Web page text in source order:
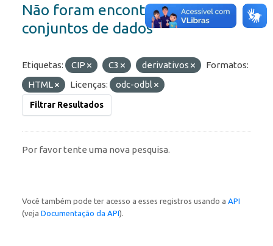
Não foram encontrados
conjuntos de dados
Etiquetas: CIP C3 derivativos
Formatos:
HTML
Licenças: odc-odbl
Filtrar Resultados
Por favor tente uma nova pesquisa.
Você também pode ter acesso a esses registros usando a API
(veja Documentação da API).